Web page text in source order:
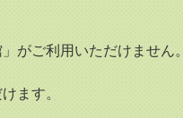
がご利用いただけません。
ます。